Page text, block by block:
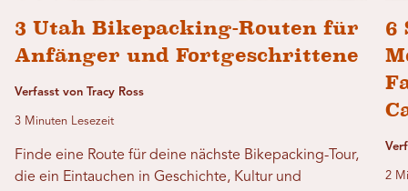
3 Utah Bikepacking-Routen für
Anfänger und Fortgeschrittene
Verfasst von Tracy Ross
3 Minuten Lesezeit
Finde eine Route für deine nächste Bikepacking-Tour,
die ein Eintauchen in Geschichte, Kultur und
6
2